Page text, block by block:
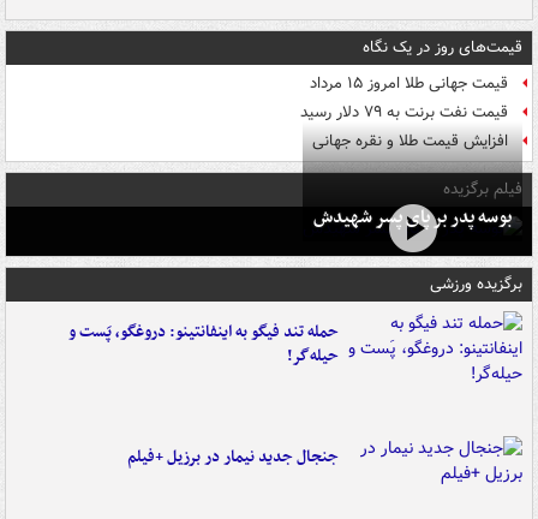
قیمت‌های روز در یک نگاه
قیمت جهانی طلا امروز ۱۵ مرداد
قیمت نفت برنت به ۷۹ دلار رسید
افزایش قیمت طلا و نقره جهانی
فیلم برگزیده
بوسه‌ پدر بر پای پسر شهیدش
برگزیده ورزشی
حمله تند فیگو به اینفانتینو: دروغگو، پَست‌ و
حیله‌گر!
جنجال جدید نیمار در برزیل +فیلم